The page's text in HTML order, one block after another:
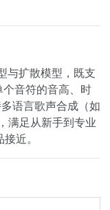
与扩散模型，既支
音符的音高、时
语言歌声合成（如
满足从新手到专业
近。